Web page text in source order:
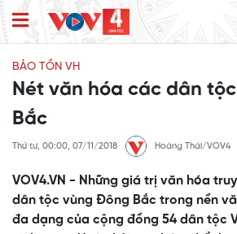
BẢO TỒN VH
Nét văn hóa các dân
Bắc
Thứ tư, 00:00, 07/11/2018 Hoàng Thái/VOV4
VOV4.VN - Những giá trị văn hóa
dân tộc vùng Đông Bắc trong nền
đa dạng của cộng đồng 54 dân tộc